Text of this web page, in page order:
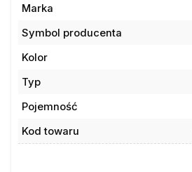
Marka
Symbol producenta
Kolor
Typ
Pojemność
Kod towaru